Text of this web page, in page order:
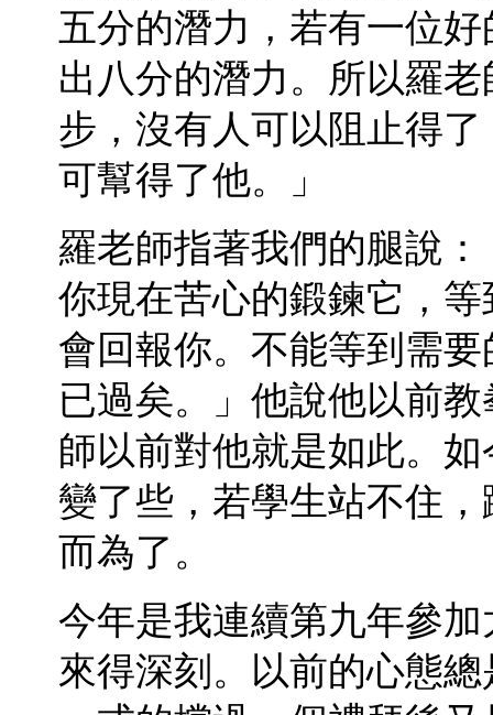
五分的潛力，若有一位
出八分的潛力。所以羅
步，沒有人可以阻止得
可幫得了他。」
羅老師指著我們的腿說
你現在苦心的鍛鍊它，
會回報你。不能等到需
已過矣。」他說他以前
師以前對他就是如此。
變了些，若學生站不住
而為了。
今年是我連續第九年參
來得深刻。以前的心態